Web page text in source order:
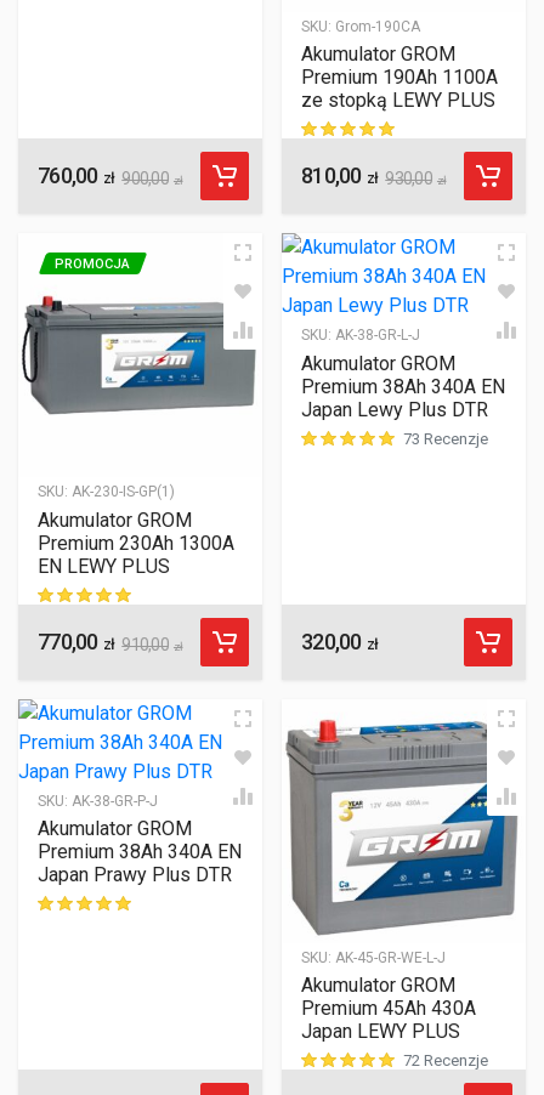
760,00 zł 900,00 zł
SKU: Grom-190CA
Akumulator GROM
Premium 190Ah 1100A
ze stopką LEWY PLUS
ocen klientów
810,00 zł 930,00 zł
SKU: AK-230-IS-GP(1)
PROMOCJA
Akumulator GROM
Premium 230Ah 1300A
EN LEWY PLUS
ocen klientów
770,00 zł 910,00 zł
SKU: AK-38-GR-L-J
Akumulator GROM
Premium 38Ah 340A EN
Japan Lewy Plus DTR
73 Recenzje
320,00 zł
SKU: AK-38-GR-P-J
Akumulator GROM
Premium 38Ah 340A EN
Japan Prawy Plus DTR
SKU: AK-45-GR-WE-L-J
Akumulator GROM
Premium 45Ah 430A
Japan LEWY PLUS
72 Recenzje